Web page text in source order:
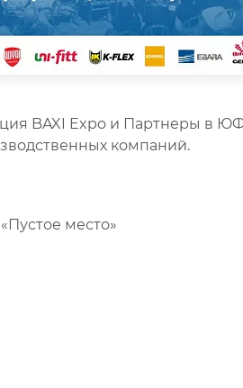
BAXI Expo и Партнеры в
компаний.
место»